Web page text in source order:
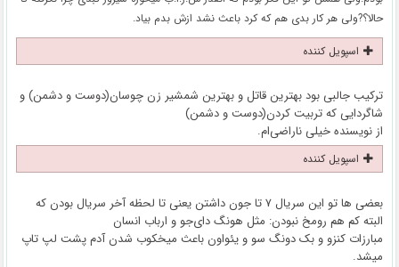
حالا؟?ولی هر کار بدی هم که کرد باعث نشد ازش بدم بیاد.
اسپویل کننده
ترکیب جالبی بود بهترین قاتل و بهترین شمشیر زن چوسان(دوست و دشمن) و
شاگردایی که تربیت کردن(دوست و دشمن)
از نویسنده‌ خیلی ناراضی‌ام.
اسپویل کننده
بعضی ها تو این سریال ۷ تا جون داشتن یعنی تا لحظه آخر سریال بودن که
البته کم هم رومخ نبودن: مثل هونگ دای‌جو و ارباب انسان
مبارزات کنزو و بک دونگ سو و یئواون باعث میخکوب شدن آدم پشت لپ تاپ
میشد.